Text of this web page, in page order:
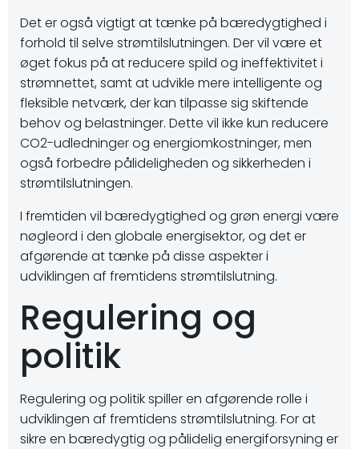
Det er også vigtigt at tænke på bæredygtighed i
forhold til selve strømtilslutningen. Der vil være et
øget fokus på at reducere spild og ineffektivitet i
strømnettet, samt at udvikle mere intelligente og
fleksible netværk, der kan tilpasse sig skiftende
behov og belastninger. Dette vil ikke kun reducere
CO2-udledninger og energiomkostninger, men
også forbedre pålideligheden og sikkerheden i
strømtilslutningen.
I fremtiden vil bæredygtighed og grøn energi være
nøgleord i den globale energisektor, og det er
afgørende at tænke på disse aspekter i
udviklingen af fremtidens strømtilslutning.
Regulering og
politik
Regulering og politik spiller en afgørende rolle i
udviklingen af fremtidens strømtilslutning. For at
sikre en bæredygtig og pålidelig energiforsyning er